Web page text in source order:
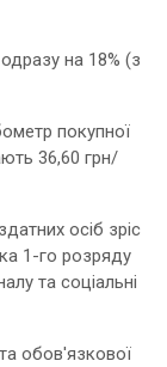
на 18% (з
покупної
36,60 грн/
осіб зріс
1-го розряду
та соціальні
обов'язкової